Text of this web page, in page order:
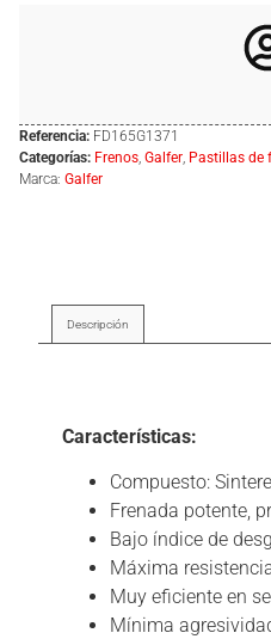
Referencia: FD165G1371
Categorías: Frenos, Galfer, Pastillas de
Marca: Galfer
Descripción
Características:
Compuesto:
Frenada potente,
Bajo índice de
Máxima
Muy eficiente en
Mínima